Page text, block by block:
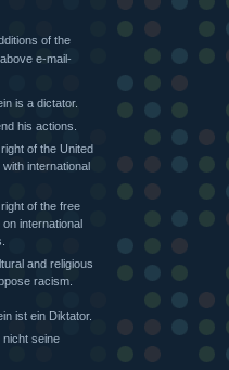
of the
e-mail-
is a dictator.
his actions.
of the United
international
of the free
international
and religious
racism.
ist ein Diktator.
nicht seine